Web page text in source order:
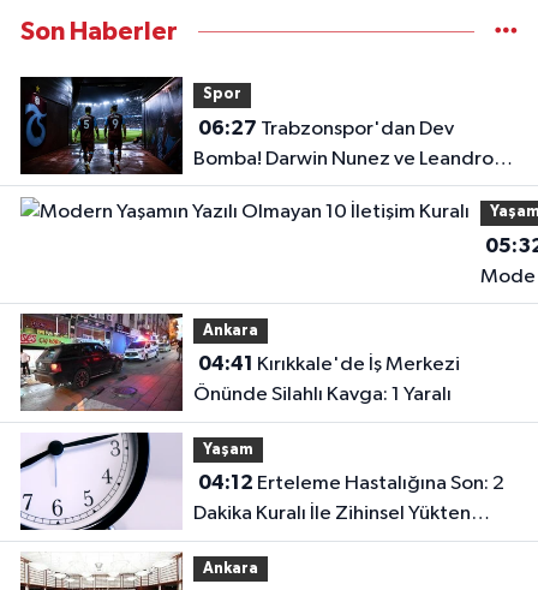
Son Haberler
Spor
06:27
Bomba! Darwin Nunez ve Leandro
Paredes Hamlesi!
Ankara
04:41
Önünde Silahlı Kavga: 1 Yaralı
Yaşam
04:12
Dakika Kuralı İle Zihinsel Yükten
Kurtulun
Ankara